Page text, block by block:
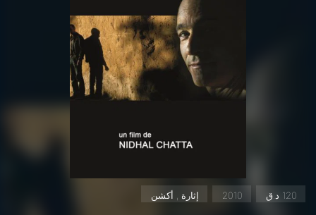
120 د.ق 2010 إثارة , أكشن